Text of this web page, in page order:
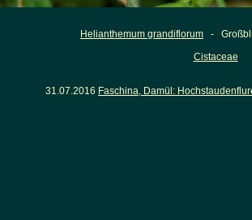
Helianthemum grandiflorum -
Cistaceae
31.07.2016 Faschina, Damül: